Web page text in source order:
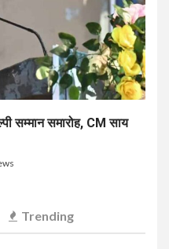
सम्मान समारोह, CM साय
Trending